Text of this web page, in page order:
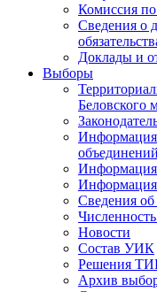
Комиссия
Сведения о
Доклады и
Выборы
Беловского
Информация
Информация
Сведения об
Новости
Состав УИК
Решения
Архив